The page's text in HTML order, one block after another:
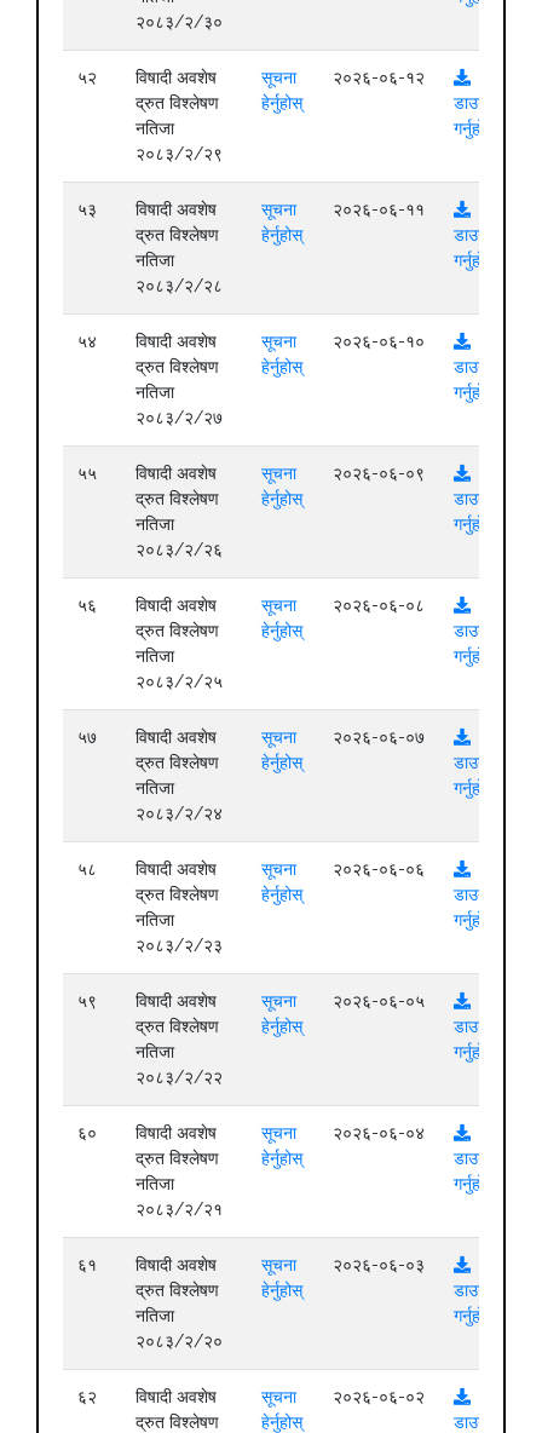
२०८३/२/३०
५२
विषादी अवशेष
द्रुत विश्लेषण
नतिजा
२०८३/२/२९
सूचना
हेर्नुहोस्
२०२६-०६-१२
डाउनलोड
गर्नुहोस्
५३
विषादी अवशेष
द्रुत विश्लेषण
नतिजा
२०८३/२/२८
सूचना
हेर्नुहोस्
२०२६-०६-११
डाउनलोड
गर्नुहोस्
५४
विषादी अवशेष
द्रुत विश्लेषण
नतिजा
२०८३/२/२७
सूचना
हेर्नुहोस्
२०२६-०६-१०
डाउनलोड
गर्नुहोस्
५५
विषादी अवशेष
द्रुत विश्लेषण
नतिजा
२०८३/२/२६
सूचना
हेर्नुहोस्
२०२६-०६-०९
डाउनलोड
गर्नुहोस्
५६
विषादी अवशेष
द्रुत विश्लेषण
नतिजा
२०८३/२/२५
सूचना
हेर्नुहोस्
२०२६-०६-०८
डाउनलोड
गर्नुहोस्
५७
विषादी अवशेष
द्रुत विश्लेषण
नतिजा
२०८३/२/२४
सूचना
हेर्नुहोस्
२०२६-०६-०७
डाउनलोड
गर्नुहोस्
५८
विषादी अवशेष
द्रुत विश्लेषण
नतिजा
२०८३/२/२३
सूचना
हेर्नुहोस्
२०२६-०६-०६
डाउनलोड
गर्नुहोस्
५९
विषादी अवशेष
द्रुत विश्लेषण
नतिजा
२०८३/२/२२
सूचना
हेर्नुहोस्
२०२६-०६-०५
डाउनलोड
गर्नुहोस्
६०
विषादी अवशेष
द्रुत विश्लेषण
नतिजा
२०८३/२/२१
सूचना
हेर्नुहोस्
२०२६-०६-०४
डाउनलोड
गर्नुहोस्
६१
विषादी अवशेष
द्रुत विश्लेषण
नतिजा
२०८३/२/२०
सूचना
हेर्नुहोस्
२०२६-०६-०३
डाउनलोड
गर्नुहोस्
६२
विषादी अवशेष
द्रुत विश्लेषण
सूचना
हेर्नुहोस्
२०२६-०६-०२
डाउनलोड